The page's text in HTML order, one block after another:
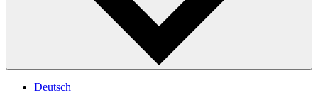
Deutsch